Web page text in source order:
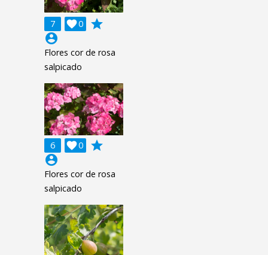
7 0

grade
account_circle
Flores cor de rosa
salpicado
6 0

grade
account_circle
Flores cor de rosa
salpicado